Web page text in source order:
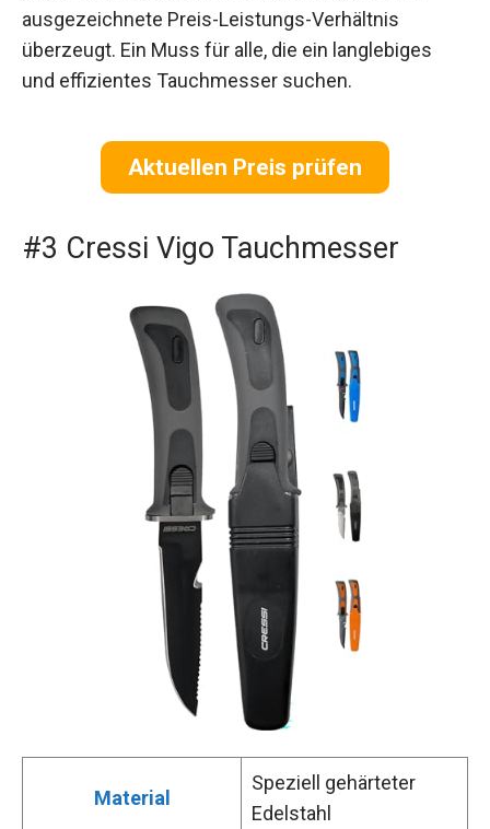
ausgezeichnete Preis-Leistungs-Verhältnis
überzeugt. Ein Muss für alle, die ein langlebiges
und effizientes Tauchmesser suchen.
Aktuellen Preis prüfen
#3 Cressi Vigo Tauchmesser
Material
Speziell gehärteter
Edelstahl